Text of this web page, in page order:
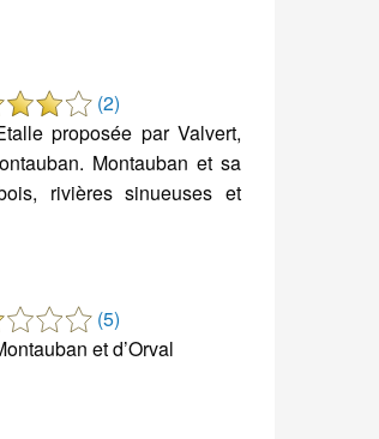
(2)
proposée par Valvert,
Montauban et sa
rivières sinueuses et
(5)
et d’Orval